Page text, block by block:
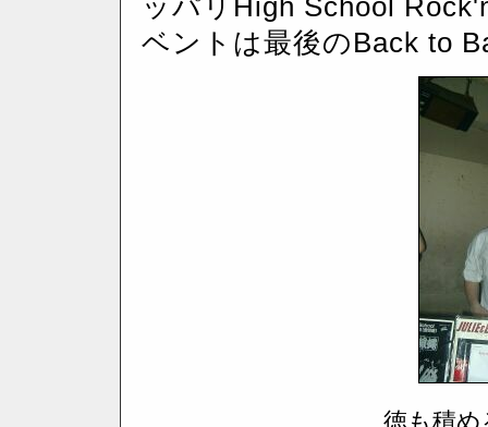
ッパリHigh School
ベントは最後のBack to
徳も積